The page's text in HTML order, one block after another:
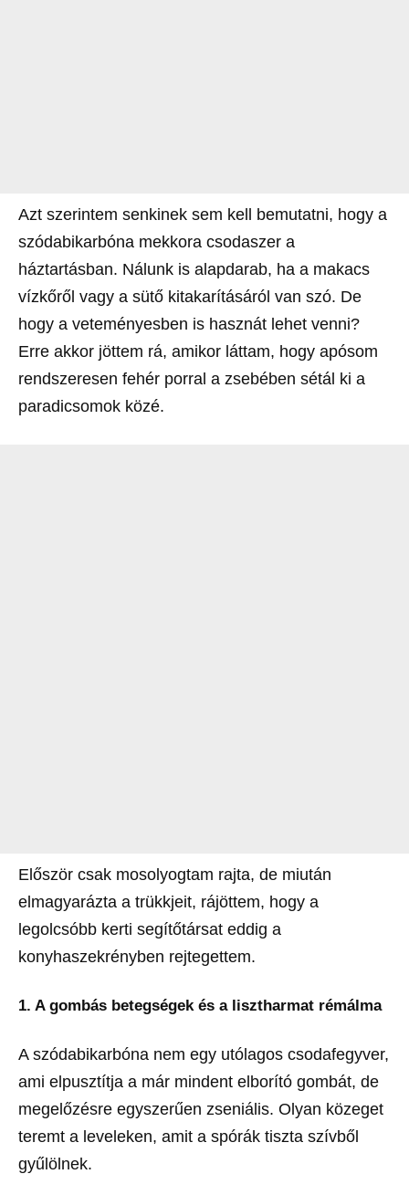
Azt szerintem senkinek sem kell bemutatni, hogy a
szódabikarbóna mekkora csodaszer a
háztartásban. Nálunk is alapdarab, ha a makacs
vízkőről vagy a sütő kitakarításáról van szó. De
hogy a veteményesben is hasznát lehet venni?
Erre akkor jöttem rá, amikor láttam, hogy apósom
rendszeresen fehér porral a zsebében sétál ki a
paradicsomok közé.
Először csak mosolyogtam rajta, de miután
elmagyarázta a trükkjeit, rájöttem, hogy a
legolcsóbb kerti segítőtársat eddig a
konyhaszekrényben rejtegettem.
1. A gombás betegségek és a lisztharmat rémálma
A szódabikarbóna nem egy utólagos csodafegyver,
ami elpusztítja a már mindent elborító gombát, de
megelőzésre egyszerűen zseniális. Olyan közeget
teremt a leveleken, amit a spórák tiszta szívből
gyűlölnek.